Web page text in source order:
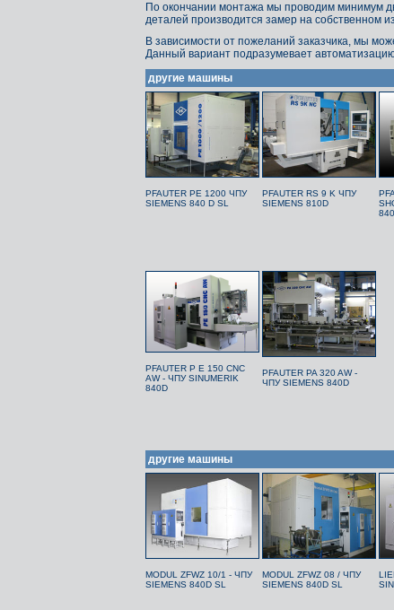
По окончании монтажа мы проводим минимум
деталей производится замер на собственном
В зависимости от пожеланий заказчика, мы
Данный вариант подразумевает
другие машины
PFAUTER PE 1200 ЧПУ
SIEMENS 840 D SL
PFAUTER RS 9 K ЧПУ
SIEMENS 810D
PFAUTER P E 150 CNC
AW - ЧПУ SINUMERIK
840D
PFAUTER PA 320 AW -
ЧПУ SIEMENS 840D
другие машины
MODUL ZFWZ 10/1 - ЧПУ
SIEMENS 840D SL
MODUL ZFWZ 08 / ЧПУ
SIEMENS 840D SL